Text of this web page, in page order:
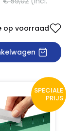
op voorraad
SPECIALE
PRIJS